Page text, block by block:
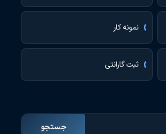
نمونه کار
ثبت گارانتی
جستجو